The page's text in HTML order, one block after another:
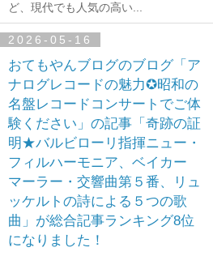
ど、現代でも人気の高い...
2026-05-16
おてもやんブログのブログ「ア
ナログレコードの魅力✪昭和の
名盤レコードコンサートでご体
験ください」の記事「奇跡の証
明★バルビローリ指揮ニュー・
フィルハーモニア、ベイカー
マーラー・交響曲第５番、リュ
ッケルトの詩による５つの歌
曲」が総合記事ランキング8位
になりました！